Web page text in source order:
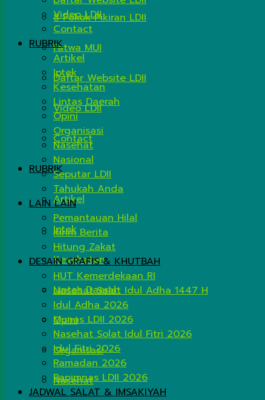
8 Pokok Pikiran LDII
Fatwa MUI
Daftar Website LDII
Video LDII
Contact
RUBRIK
Artikel
Iptek
Kesehatan
Lintas Daerah
Opini
Organisasi
Nasehat
Video LDII
Contact
RUBRIK
Artikel
Iptek
Kesehatan
Lintas Daerah
Opini
Organisasi
Nasehat
Nasional
Seputar LDII
Tahukah Anda
LAIN LAIN
Pemantauan Hilal
Kirim Berita
Hitung Zakat
DESAIN GRAFIS & KHUTBAH
HUT Kemerdekaan RI
Nasehat Salat Idul Adha 1447 H
Idul Adha 2026
Munas LDII 2026
Nasehat Solat Idul Fitri 2026
Idul Fitri 2026
Ramadan 2026
Rapimnas LDII 2026
JADWAL SALAT & IMSAKIYAH